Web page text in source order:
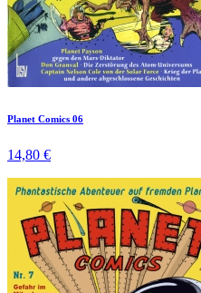
Planet Comics 06
14,80 €